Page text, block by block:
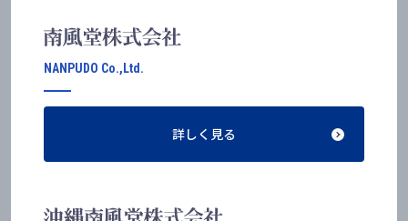
NANPUDO Co.,Ltd.
詳しく見る